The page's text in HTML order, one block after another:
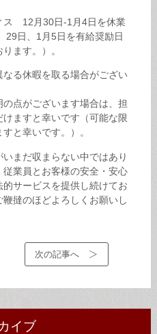
ス 12月30日-1月4日を休業
29日、1月5日を有給奨励日
ます。）。
る休暇を取る場合がござい
点がございます場合は、担
ますと幸いです（可能な限
と幸いです。）。
まだ収まらない中ではあり
業員とお客様の安全・安心
サービスを提供し続けてお
撻のほどよろしくお願いし
次の記事へ
イブ